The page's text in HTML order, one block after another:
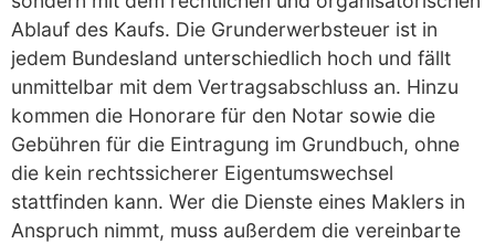
Ablauf des Kaufs. Die Grunderwerbsteuer ist in
jedem Bundesland unterschiedlich hoch und fällt
unmittelbar mit dem Vertragsabschluss an. Hinzu
kommen die Honorare für den Notar sowie die
Gebühren für die Eintragung im Grundbuch, ohne
die kein rechtssicherer Eigentumswechsel
stattfinden kann. Wer die Dienste eines Maklers in
Anspruch nimmt, muss außerdem die vereinbarte